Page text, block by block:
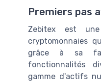
Premiers pas
Zebitex est
cryptomonnaies
grâce à sa
fonctionnalités
gamme d'actifs